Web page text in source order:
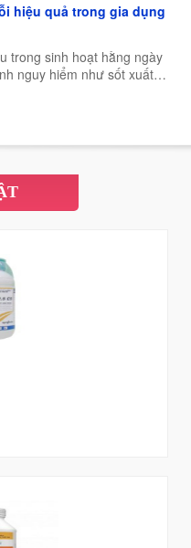
hiệu quả trong gia dụng
trong sinh hoạt hằng ngày
nguy hiểm như sốt xuất
và nhiều bệnh truyền nhiễm
ẩm của Việt Nam, muỗi